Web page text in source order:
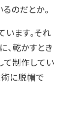
のだとか。
います。それ
、乾かすとき
制作してい
術に脱帽で